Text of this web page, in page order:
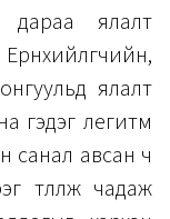
ялалт
ялалт
гэдэг легитм
санал авсан ч
чадаж